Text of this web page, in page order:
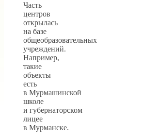
Часть
центров
открылась
на базе
общеобразовательных
учреждений.
Например,
такие
объекты
есть
в Мурмашинской
школе
и губернаторском
лицее
в Мурманске.